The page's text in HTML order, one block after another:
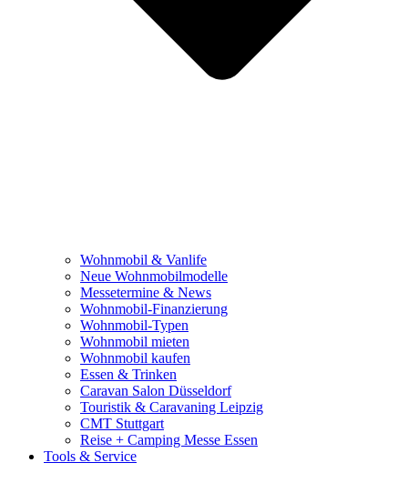
Wohnmobil & Vanlife
Neue Wohnmobilmodelle
Messetermine & News
Wohnmobil-Finanzierung
Wohnmobil-Typen
Wohnmobil mieten
Wohnmobil kaufen
Essen & Trinken
Caravan Salon Düsseldorf
Touristik & Caravaning Leipzig
CMT Stuttgart
Reise + Camping Messe Essen
Tools & Service